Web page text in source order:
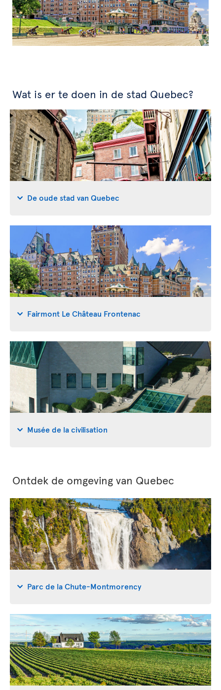
Wat is er te doen in de stad Quebec?
De oude stad van Quebec
Fairmont Le Château Frontenac
Musée de la civilisation
Ontdek de omgeving van Quebec
Parc de la Chute-Montmorency